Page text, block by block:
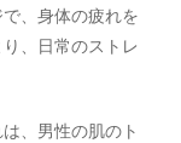
、身体の疲れを
、日常のストレ
、男性の肌のト